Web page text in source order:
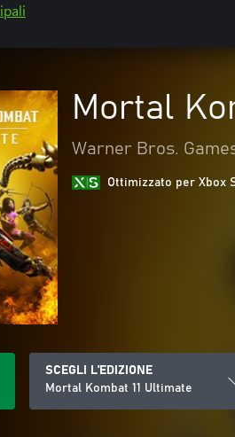
Mortal
Warner Bros.
Ottimizzato per Xbox
SCEGLI L'EDIZIONE
Mortal Kombat 11 Ultimate